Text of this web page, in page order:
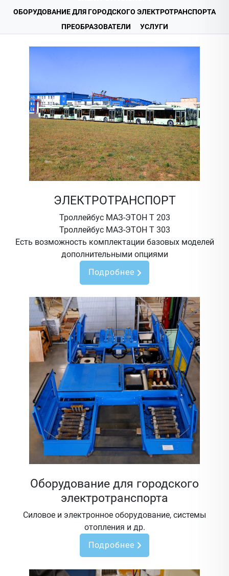
ОБОРУДОВАНИЕ ДЛЯ ГОРОДСКОГО ЭЛЕКТРОТРАНСПОРТА
ПРЕОБРАЗОВАТЕЛИ
УСЛУГИ
ЭЛЕКТРОТРАНСПОРТ
Троллейбус МАЗ-ЭТОН Т 203
Троллейбус МАЗ-ЭТОН Т 303
Есть возможность комплектации базовых моделей
дополнительными опциями
Подробнее
Оборудование для городского
электротранспорта
Силовое и электронное оборудование, системы
отопления и др.
Подробнее